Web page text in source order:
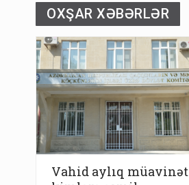
OXŞAR XƏBƏRLƏR
Vahid aylıq müavinət